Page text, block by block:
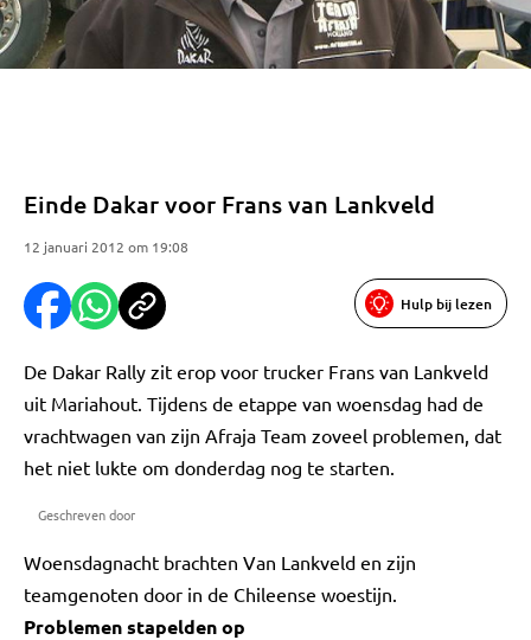
Einde Dakar voor Frans van Lankveld
12 januari 2012 om 19:08
Hulp bij lezen
De Dakar Rally zit erop voor trucker Frans van Lankveld
uit Mariahout. Tijdens de etappe van woensdag had de
vrachtwagen van zijn Afraja Team zoveel problemen, dat
het niet lukte om donderdag nog te starten.
Geschreven door
Woensdagnacht brachten Van Lankveld en zijn
teamgenoten door in de Chileense woestijn.
Problemen stapelden op